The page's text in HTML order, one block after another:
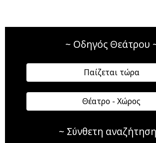
~ Οδηγός Θεάτρου
Παίζεται τώρα
Θέατρο - Χώρος
~ Σύνθετη